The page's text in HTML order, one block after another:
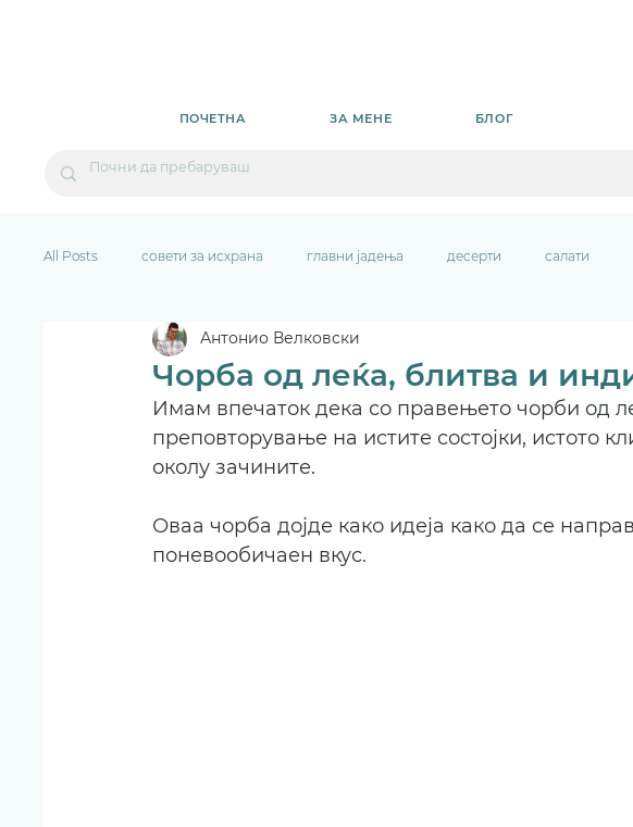
ПОЧЕТНА ЗА МЕНЕ БЛОГ
All Posts совети за исхрана главни јадења десерти салати
Чорба од леќа, блитва и
Антонио Велковски
Имам впечаток дека со правењето чорби од
преповторување на истите состојки, истото
околу зачините.
Оваа чорба дојде како идеја како да се
поневообичаен вкус.